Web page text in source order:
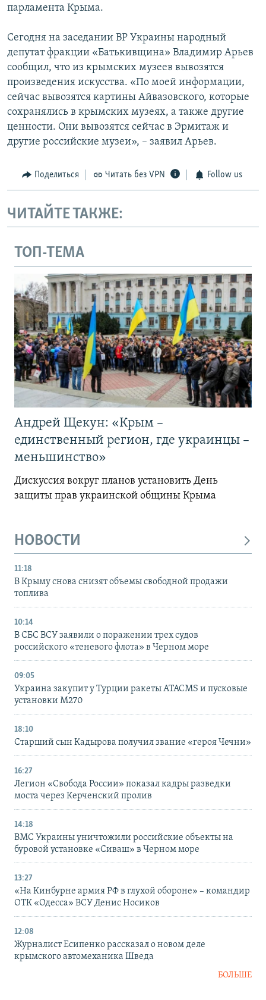
парламента Крыма.
Сегодня на заседании ВР Украины народный
депутат фракции «Батькивщина» Владимир Арьев
сообщил, что из крымских музеев вывозятся
произведения искусства. «По моей информации,
сейчас вывозятся картины Айвазовского, которые
сохранялись в крымских музеях, а также другие
ценности. Они вывозятся сейчас в Эрмитаж и
другие российские музеи», – заявил Арьев.
Поделиться Читать без VPN Follow us
ЧИТАЙТЕ ТАКЖЕ:
ТОП-ТЕМА
Андрей Щекун: «Крым –
единственный регион, где украинцы –
меньшинство»
Дискуссия вокруг планов установить День
защиты прав украинской общины Крыма
НОВОСТИ
11:18
В Крыму снова снизят объемы свободной продажи
топлива
10:14
В СБС ВСУ заявили о поражении трех судов
российского «теневого флота» в Черном море
09:05
Украина закупит у Турции ракеты ATACMS и пусковые
установки M270
18:10
Старший сын Кадырова получил звание «героя Чечни»
16:27
Легион «Свобода России» показал кадры разведки
моста через Керченский пролив
14:18
ВМС Украины уничтожили российские объекты на
буровой установке «Сиваш» в Черном море
13:27
«На Кинбурне армия РФ в глухой обороне» – командир
ОТК «Одесса» ВСУ Денис Носиков
12:08
Журналист Есипенко рассказал о новом деле
крымского автомеханика Шведа
БОЛЬШЕ